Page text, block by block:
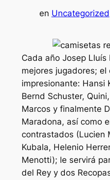
en Uncategorized
Cada año Josep Lluís
mejores jugadores;
impresionante: Hansi
Bernd Schuster,
Marcos y finalmente
Maradona, así como
contrastados (Lucien
Kubala, Helenio
Menotti); le servirá
del Rey y dos